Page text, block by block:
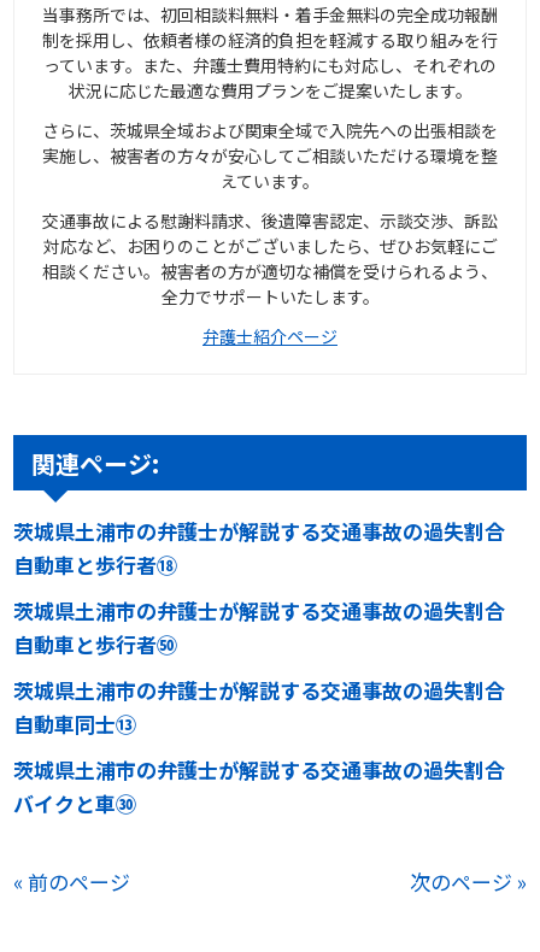
当事務所では、初回相談料無料・着手金無料の完全成功報酬
制を採用し、依頼者様の経済的負担を軽減する取り組みを行
っています。また、弁護士費用特約にも対応し、それぞれの
状況に応じた最適な費用プランをご提案いたします。
さらに、茨城県全域および関東全域で入院先への出張相談を
実施し、被害者の方々が安心してご相談いただける環境を整
えています。
交通事故による慰謝料請求、後遺障害認定、示談交渉、訴訟
対応など、お困りのことがございましたら、ぜひお気軽にご
相談ください。被害者の方が適切な補償を受けられるよう、
全力でサポートいたします。
弁護士紹介ページ
関連ページ:
茨城県土浦市の弁護士が解説する交通事故の過失割合
自動車と歩行者⑱
茨城県土浦市の弁護士が解説する交通事故の過失割合
自動車と歩行者㊿
茨城県土浦市の弁護士が解説する交通事故の過失割合
自動車同士⑬
茨城県土浦市の弁護士が解説する交通事故の過失割合
バイクと車㉚
« 前のページ 次のページ »